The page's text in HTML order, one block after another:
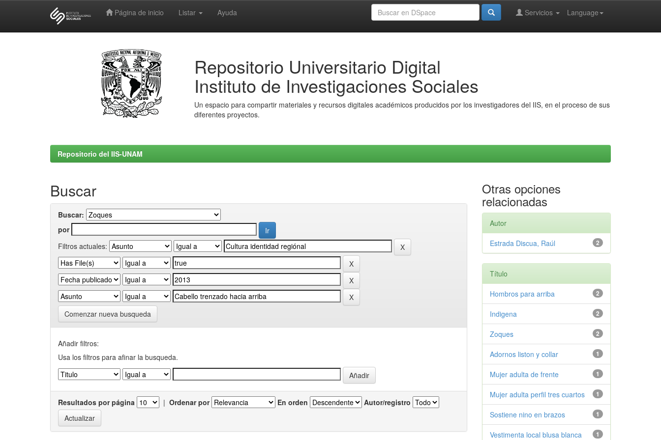
Página de inicio Listar Ayuda Language
Servicios
Repositorio Universitario Digital
Instituto de Investigaciones Sociales
Un espacio para compartir materiales y recursos digitales académicos producidos por los investigadores del IIS, en el proceso de sus
diferentes proyectos.
Repositorio del IIS-UNAM
Buscar
Buscar:
por
Filtros actuales:
Comenzar nueva busqueda
Añadir filtros:
Usa los filtros para afinar la busqueda.
Resultados por página | Ordenar por En orden Autor/registro
Otras opciones
relacionadas
Autor
2
Estrada Discua, Raúl
Título
2
Hombros para arriba
2
Indigena
2
Zoques
1
Adornos liston y collar
1
Mujer adulta de frente
1
Mujer adulta perfil tres cuartos
1
Sostiene nino en brazos
1
Vestimenta local blusa blanca